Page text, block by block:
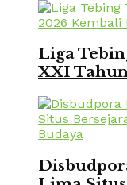
Liga
XXI